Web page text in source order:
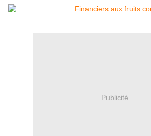
Publicité